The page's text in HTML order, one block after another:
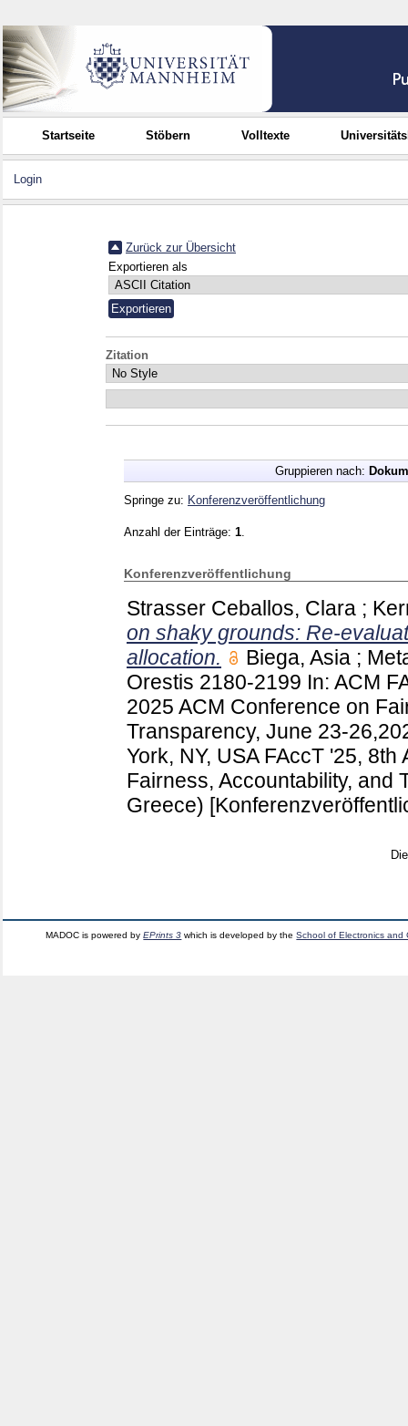
Startseite Stöbern Volltexte
Login
Zurück zur Übersicht
Exportieren als
Zitation
Gruppieren nach:
Springe zu: Konferenzveröffentlichung
Anzahl der Einträge: 1
Konferenzveröffentlichung
Strasser Ceballos, Clara ;
on shaky grounds: Re-
allocation.
Biega, Asia ;
Orestis 2180-2199 In: ACM
2025 ACM Conference on
Transparency, June 23-
York, NY, USA FAccT '25, 8th
Fairness, Accountability, and
Greece)
MADOC is powered byEPrints 3 which is developed by theSchool of Electronics and